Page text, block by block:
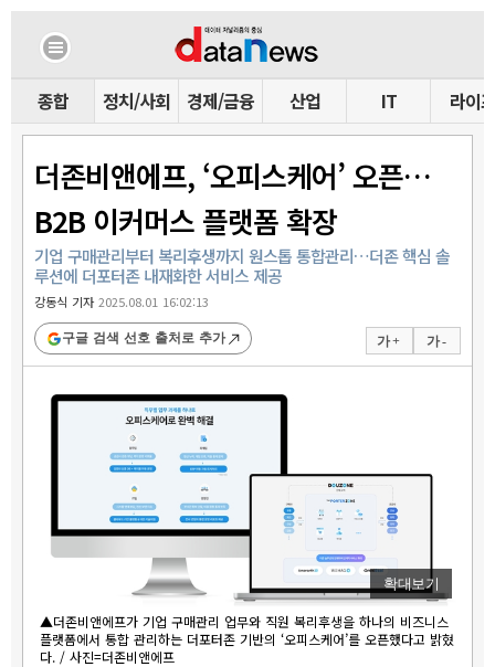
종합 정치/사회 경제/금융 산업 IT 라이프
더존비앤에프, ‘오피스케어’ 오픈…
B2B 이커머스 플랫폼 확장
기업 구매관리부터 복리후생까지 원스톱 통합관리…더존 핵심 솔
루션에 더포터존 내재화한 서비스 제공
강동식 기자2025.08.01 16:02:13
가 + 가 -
구글 검색 선호 출처로 추가
확대보기
▲더존비앤에프가 기업 구매관리 업무와 직원 복리후생을 하나의 비즈니스
플랫폼에서 통합 관리하는 더포터존 기반의 ‘오피스케어’를 오픈했다고 밝혔
다. / 사진=더존비앤에프